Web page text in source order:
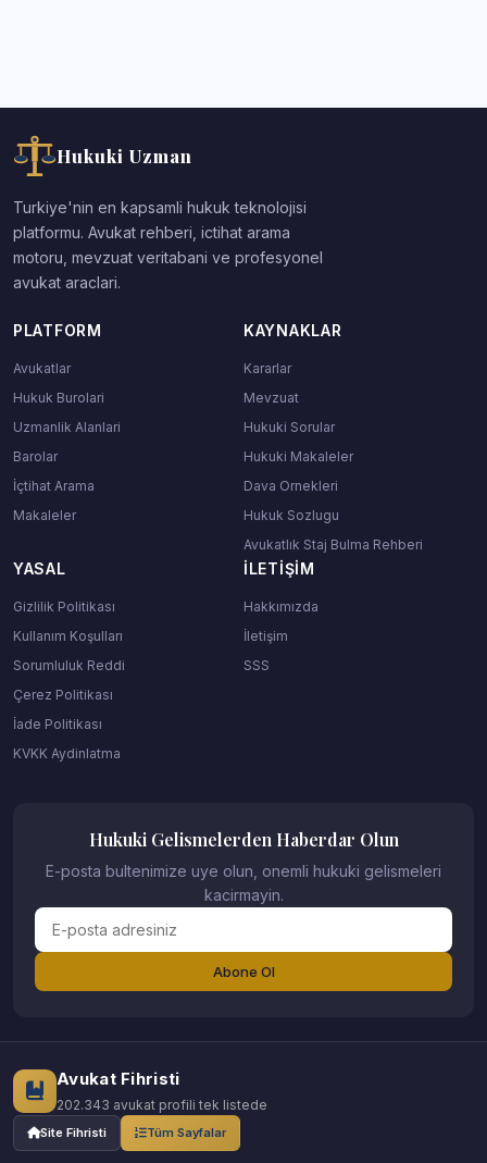
Hukuki Uzman
Turkiye'nin en kapsamli hukuk teknolojisi
platformu. Avukat rehberi, ictihat arama
motoru, mevzuat veritabani ve profesyonel
avukat araclari.
PLATFORM
Avukatlar
Hukuk Burolari
Uzmanlik Alanlari
Barolar
İçtihat Arama
Makaleler
KAYNAKLAR
Kararlar
Mevzuat
Hukuki Sorular
Hukuki Makaleler
Dava Ornekleri
Hukuk Sozlugu
Avukatlık Staj Bulma Rehberi
YASAL
Gizlilik Politikası
Kullanım Koşulları
Sorumluluk Reddi
Çerez Politikası
İade Politikası
KVKK Aydinlatma
İLETIŞIM
Hakkımızda
İletişim
SSS
Hukuki Gelismelerden Haberdar Olun
E-posta bultenimize uye olun, onemli hukuki gelismeleri
kacirmayin.
Abone Ol
Avukat Fihristi
202.343 avukat profili tek listede
Site Fihristi Tüm Sayfalar